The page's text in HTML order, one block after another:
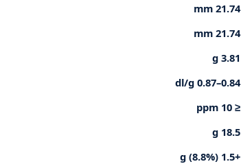
21.74 mm
21.74 mm
3.81 g
0.84–0.87 dl/g
≤ 10 ppm
18.5 g
+1.5 g (8.8%)